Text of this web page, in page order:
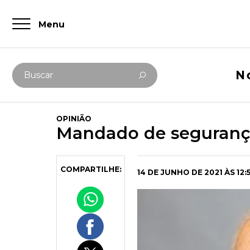
Menu
Digite abaixo sua busca
Buscar
OPINIÃO
Mandado de
COMPARTILHE: 14 DE JUNHO DE 2021 ÀS